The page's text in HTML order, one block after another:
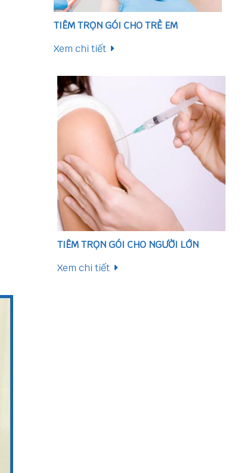
TIÊM TRỌN GÓI CHO TRẺ EM
Xem chi tiết
TIÊM TRỌN GÓI CHO NGƯỜI LỚN
Xem chi tiết